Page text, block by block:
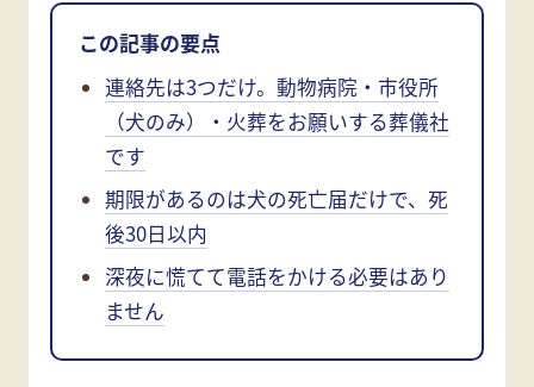
この記事の要点
連絡先は3つだけ。動物病院・市役所
（犬のみ）・火葬をお願いする葬儀社
です
期限があるのは犬の死亡届だけで、死
後30日以内
深夜に慌てて電話をかける必要はあり
ません